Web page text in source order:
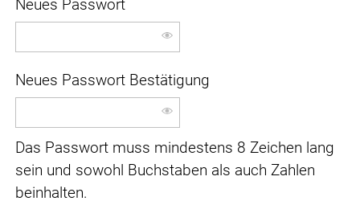
Neues Passwort
Neues Passwort Bestätigung
Das Passwort muss mindestens 8 Zeichen lang
sein und sowohl Buchstaben als auch Zahlen
beinhalten.